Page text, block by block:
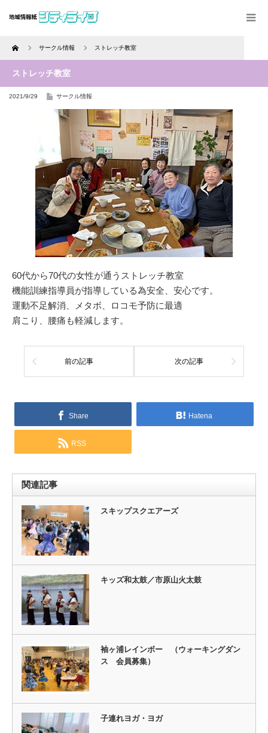
Home サークル情報 ストレッチ教室
ストレッチ教室
2021/9/29 サークル情報
60代から70代の女性が通うストレッチ教室
機能訓練指導員が指導している為安全、安心です。
運動不足解消、メタボ、ロコモ予防に最適
肩こり、腰痛も軽減します。
前の記事 次の記事
Share Hatena
RSS
関連記事
スキップスクエアーズ
キッズ和太鼓／市原山火太鼓
袖ヶ浦レインボー （ウォーキングダン
ス 会員募集）
子連れヨガ・ヨガ